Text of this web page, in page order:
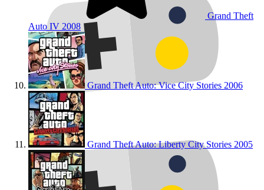
Grand Theft
Auto IV 2008
Grand Theft Auto: Vice City Stories 2006
Grand Theft Auto: Liberty City Stories 2005